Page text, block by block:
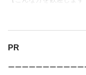
地図アプリで見る
◆美容が好き、接客が
◆向上心のある方
PR
ーーーーーーーーーー